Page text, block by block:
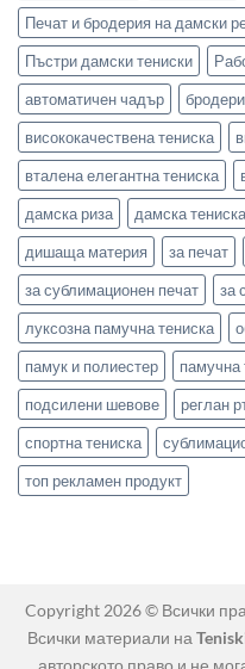
Печат и бродерия на дамски
Пъстри дамски тениски
автоматичен чадър
висококачествена тениска
вталена елегантна тениска
дамска риза
дамска тениска
дишаща материя
за печат
за сублимационен печат
за
луксозна памучна тениска
памук и полиестер
памучна
подсилени шевове
реглан
спортна тениска
топ рекламен продукт
Copyright 2026 © Всички
Всички материали на